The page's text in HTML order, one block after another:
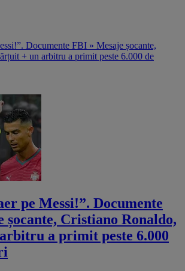
Documente FBI » Mesaje șocante,
+ un arbitru a primit peste 6.000 de
pe Messi!”. Documente
șocante, Cristiano Ronaldo,
a primit peste 6.000